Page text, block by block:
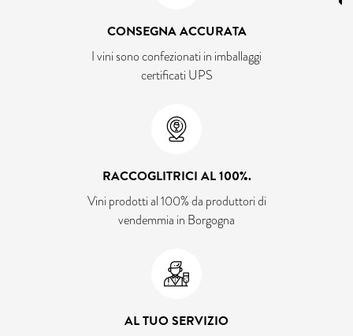
CONSEGNA ACCURATA
I vini sono confezionati in imballaggi
certificati UPS
RACCOGLITRICI AL 100%.
Vini prodotti al 100% da produttori di
vendemmia in Borgogna
AL TUO SERVIZIO